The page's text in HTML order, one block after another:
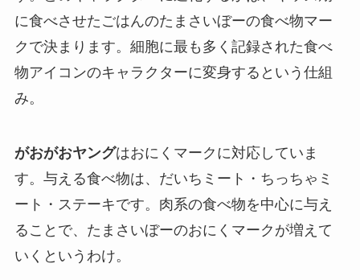
に食べさせたごはんのたまさいぼーの食べ物マー
クで決まります。細胞に最も多く記録された食べ
物アイコンのキャラクターに変身するという仕組
み。
がおがおヤングはおにくマークに対応していま
す。与える食べ物は、だいちミート・ちっちゃミ
ート・ステーキです。肉系の食べ物を中心に与え
ることで、たまさいぼーのおにくマークが増えて
いくというわけ。